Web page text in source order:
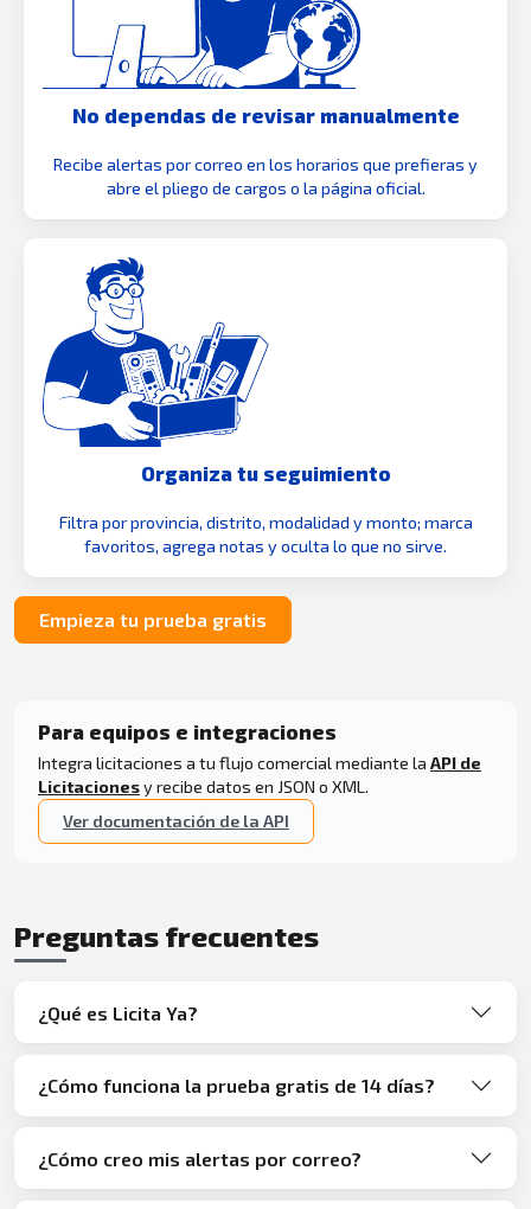
No dependas de revisar manualmente
Recibe alertas por correo en los horarios que prefieras y
abre el pliego de cargos o la página oficial.
Organiza tu seguimiento
Filtra por provincia, distrito, modalidad y monto; marca
favoritos, agrega notas y oculta lo que no sirve.
Empieza tu prueba gratis
Para equipos e integraciones
Integra licitaciones a tu flujo comercial mediante la API de
Licitacionesy recibe datos en JSON o XML.
Ver documentación de la API
Preguntas frecuentes
¿Qué es Licita Ya?
¿Cómo funciona la prueba gratis de 14 días?
¿Cómo creo mis alertas por correo?